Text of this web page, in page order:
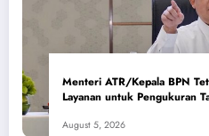
Menteri ATR/Kepala BPN
Layanan untuk Pengukuran
August 5, 2026